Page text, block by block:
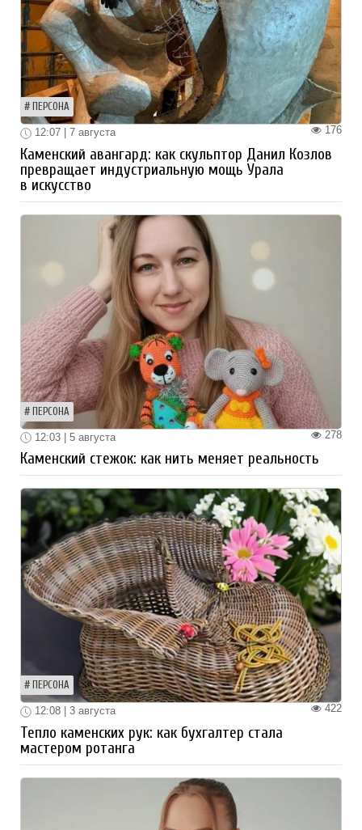
ПЕРСОНА
176
12:07 | 7 августа
Каменский авангард: как скульптор Данил Козлов
превращает индустриальную мощь Урала
в искусство
ПЕРСОНА
278
12:03 | 5 августа
Каменский стежок: как нить меняет реальность
ПЕРСОНА
422
12:08 | 3 августа
Тепло каменских рук: как бухгалтер стала
мастером ротанга